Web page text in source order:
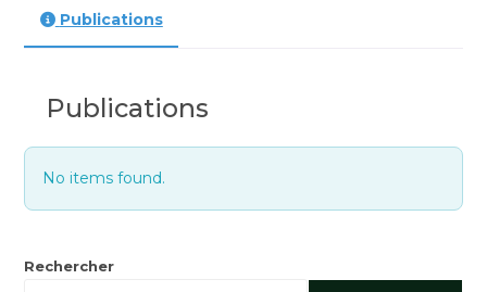
Publications
Publications
No items found.
Rechercher